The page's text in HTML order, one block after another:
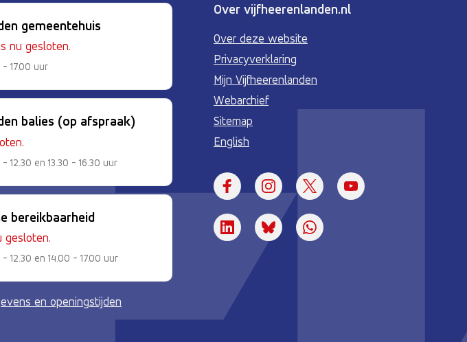
gemeentehuis
nu gesloten.
17.00 uur
balies (op afspraak)
12.30 en 13.30 - 16.30 uur
bereikbaarheid
gesloten.
12.30 en 14.00 - 17.00 uur
en openingstijden
Over vijfheerenlanden.nl
Over deze website
Privacyverklaring
Mijn Vijfheerenlanden
Webarchief
Sitemap
English